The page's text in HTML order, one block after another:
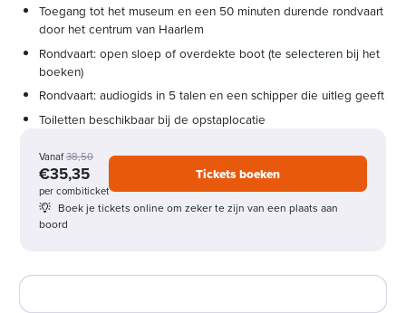
Toegang tot het museum en een 50 minuten durende rondvaart
door het centrum van Haarlem
Rondvaart: open sloep of overdekte boot (te selecteren bij het
boeken)
Rondvaart: audiogids in 5 talen en een schipper die uitleg geeft
Toiletten beschikbaar bij de opstaplocatie
Vanaf38,50
€35,35
per combiticket
Tickets boeken
Boek je tickets online om zeker te zijn van een plaats aan
boord